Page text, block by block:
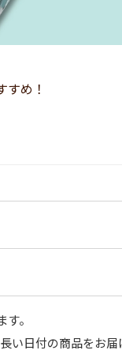
め！
。
い日付の商品をお届